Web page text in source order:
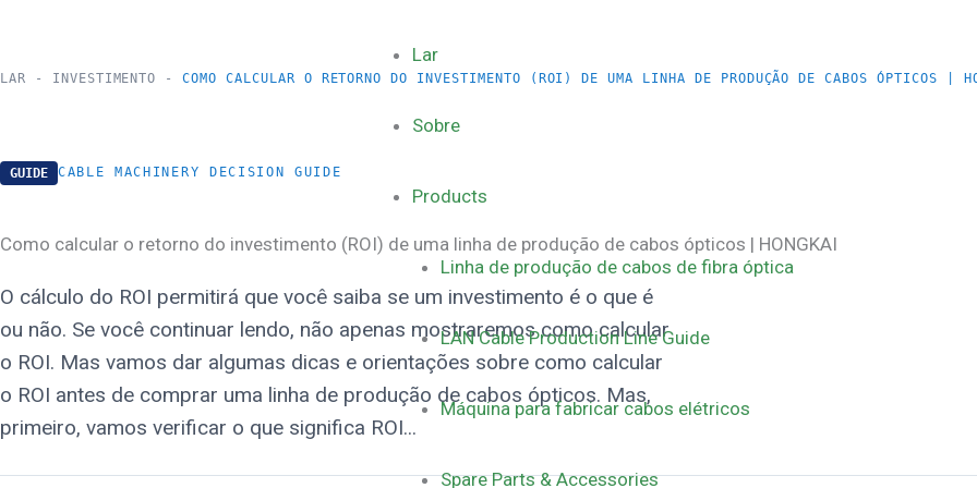
内
容
Lar
Sobre
Products
Linha de produção de cabos de fibra óptica
LAN Cable Production Line Guide
Máquina para fabricar cabos elétricos
Spare Parts & Accessories
LAR - INVESTIMENTO -COMO CALCULAR O RETORNO DO INVESTIMENTO (ROI) DE UMA LINHA DE PRODUÇÃO DE CABOS ÓPTICOS |
GUIDE CABLE MACHINERY DECISION GUIDE
Como calcular o retorno do investimento (ROI) de uma linha de produção de cabos ópticos | HONGKAI
O cálculo do ROI permitirá que você saiba se um investimento é o que é
ou não. Se você continuar lendo, não apenas mostraremos como calcular
o ROI. Mas vamos dar algumas dicas e orientações sobre como calcular
o ROI antes de comprar uma linha de produção de cabos ópticos. Mas,
primeiro, vamos verificar o que significa ROI...